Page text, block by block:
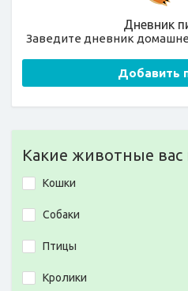
Дневник
Заведите дневник
Добавить
Какие животные вас
Кошки
Собаки
Птицы
Кролики